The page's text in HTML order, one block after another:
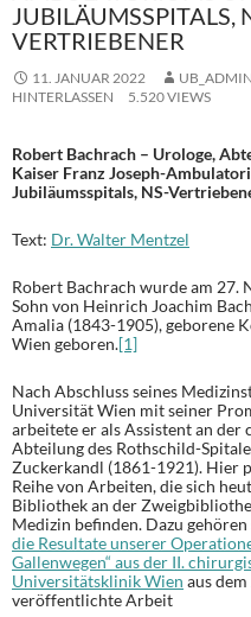
JUBILÄUMSSPITALS,
VERTRIEBENER
11. JANUAR 2022 UB_ADMIN
HINTERLASSEN
5.520 VIEWS
Robert Bachrach – Urologe,
Kaiser Franz Joseph-
Jubiläumsspitals, NS-
Text: Dr. Walter Mentzel
Robert Bachrach wurde am 27.
Sohn von Heinrich Joachim
Amalia (1843-1905), geborene
Wien geboren.[1]
Nach Abschluss seines
Universität Wien mit seiner
arbeitete er als Assistent an der
Abteilung des Rothschild-
Zuckerkandl (1861-1921). Hier
Reihe von Arbeiten, die sich
Bibliothek an der
Medizin befinden. Dazu gehören
die Resultate unserer
Gallenwegen“ aus der II.
Universitätsklinik Wien aus
veröffentlichte Arbeit